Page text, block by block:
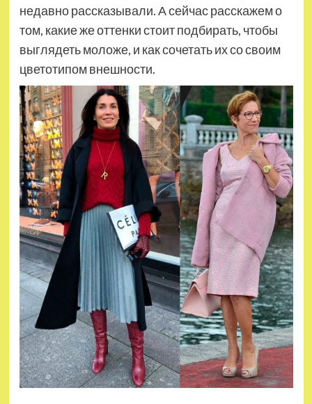
недавно рассказывали. А сейчас расскажем о
том, какие же оттенки стоит подбирать, чтобы
выглядеть моложе, и как сочетать их со своим
цветотипом внешности.